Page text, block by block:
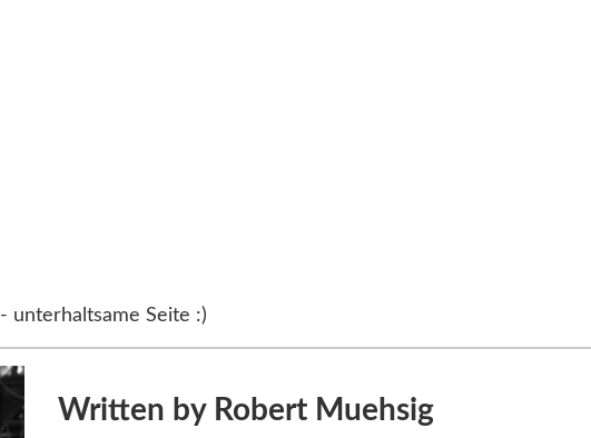
- unterhaltsame Seite :)
Written by Robert Muehsig